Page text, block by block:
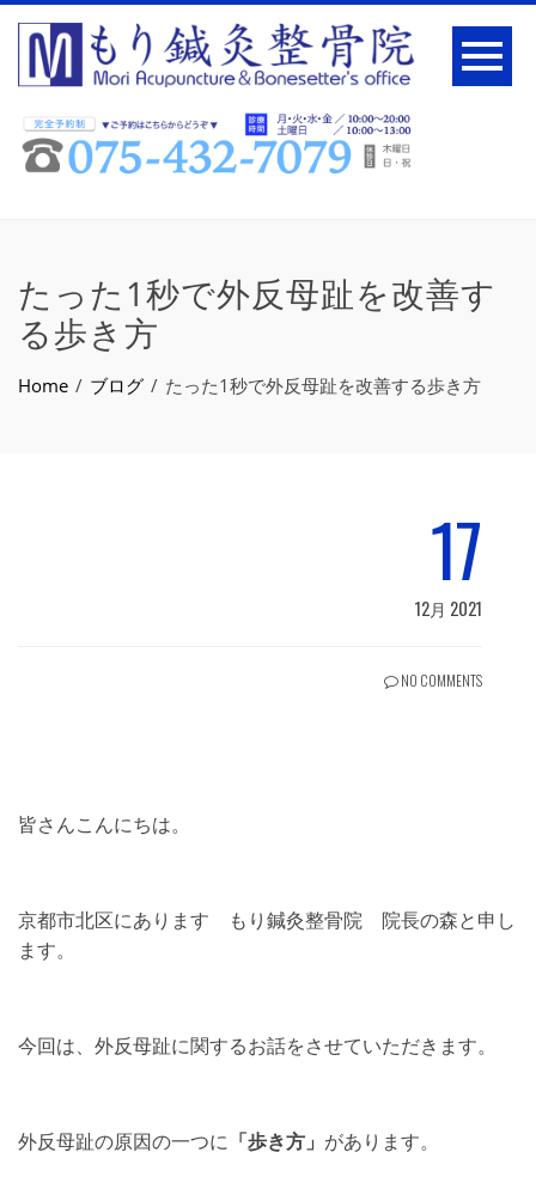
たった1秒で外反母趾を改善す
る歩き方
Home ブログ たった1秒で外反母趾を改善する歩き方
17
12月 2021
NO COMMENTS
皆さんこんにちは。
京都市北区にあります もり鍼灸整骨院 院長の森と申し
ます。
今回は、外反母趾に関するお話をさせていただきます。
外反母趾の原因の一つに 「歩き方」 があります。